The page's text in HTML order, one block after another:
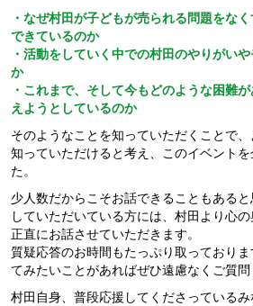
・なぜ村田が子どもが売られる問題をな
できているのか
・活動をしていく中での村田のやりがい
か
・これまで、そして今もどのような困難
えようとしているのか
そのようなことを知っていただくことで
知っていただけると考え、このイベント
た。
少人数だからこそお話できることもある
していただいている方には、村田より心
正直にお話させていただきます。
質疑応答のお時間もたっぷり取っており
てみたいことがあればぜひ遠慮なくご質問
村田自身、普段応援してくださっている